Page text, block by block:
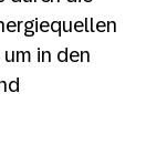
in den